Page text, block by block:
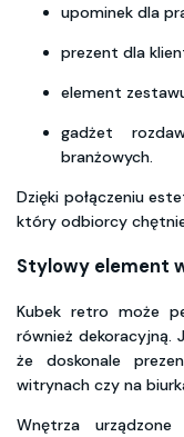
upominek dla
prezent dla
element
gadżet
branżowych.
Dzięki połączeniu
który odbiorcy
Stylowy element
Kubek retro może
również dekoracyjną.
że doskonale
witrynach czy na
Wnętrza